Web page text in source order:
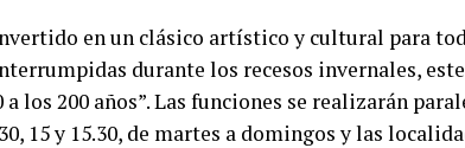
en un clásico artístico y cultural para
durante los recesos invernales,
a los 200 años”. Las funciones se realizarán
15 y 15.30, de martes a domingos y las